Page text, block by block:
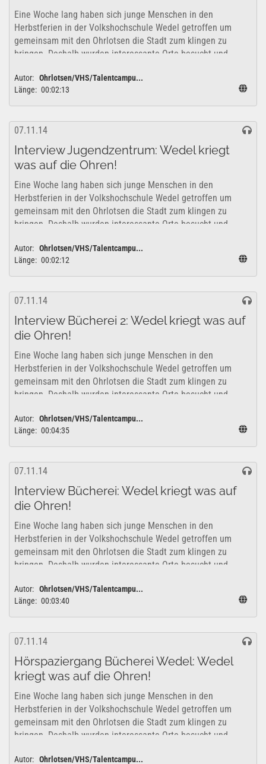
Eine Woche lang haben sich junge Menschen in den
Herbstferien in der Volkshochschule Wedel getroffen um
gemeinsam mit den Ohrlotsen die Stadt zum klingen zu
bringen. Deshalb wurden interessante Orte besucht und
Autor: Ohrlotsen/VHS/Talentcampu...
Länge: 00:02:13
07.11.14
Interview Jugendzentrum: Wedel kriegt
was auf die Ohren!
Eine Woche lang haben sich junge Menschen in den
Herbstferien in der Volkshochschule Wedel getroffen um
gemeinsam mit den Ohrlotsen die Stadt zum klingen zu
bringen. Deshalb wurden interessante Orte besucht und
Autor: Ohrlotsen/VHS/Talentcampu...
Länge: 00:02:12
07.11.14
Interview Bücherei 2: Wedel kriegt was auf
die Ohren!
Eine Woche lang haben sich junge Menschen in den
Herbstferien in der Volkshochschule Wedel getroffen um
gemeinsam mit den Ohrlotsen die Stadt zum klingen zu
bringen. Deshalb wurden interessante Orte besucht und
Autor: Ohrlotsen/VHS/Talentcampu...
Länge: 00:04:35
07.11.14
Interview Bücherei: Wedel kriegt was auf
die Ohren!
Eine Woche lang haben sich junge Menschen in den
Herbstferien in der Volkshochschule Wedel getroffen um
gemeinsam mit den Ohrlotsen die Stadt zum klingen zu
bringen. Deshalb wurden interessante Orte besucht und
Autor: Ohrlotsen/VHS/Talentcampu...
Länge: 00:03:40
07.11.14
Hörspaziergang Bücherei Wedel: Wedel
kriegt was auf die Ohren!
Eine Woche lang haben sich junge Menschen in den
Herbstferien in der Volkshochschule Wedel getroffen um
gemeinsam mit den Ohrlotsen die Stadt zum klingen zu
bringen. Deshalb wurden interessante Orte besucht und
Autor: Ohrlotsen/VHS/Talentcampu...